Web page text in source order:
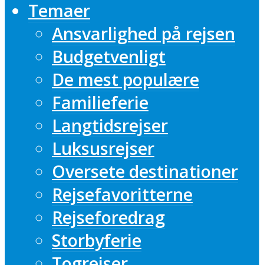
Temaer
Ansvarlighed på rejsen
Budgetvenligt
De mest populære
Familieferie
Langtidsrejser
Luksusrejser
Oversete destinationer
Rejsefavoritterne
Rejseforedrag
Storbyferie